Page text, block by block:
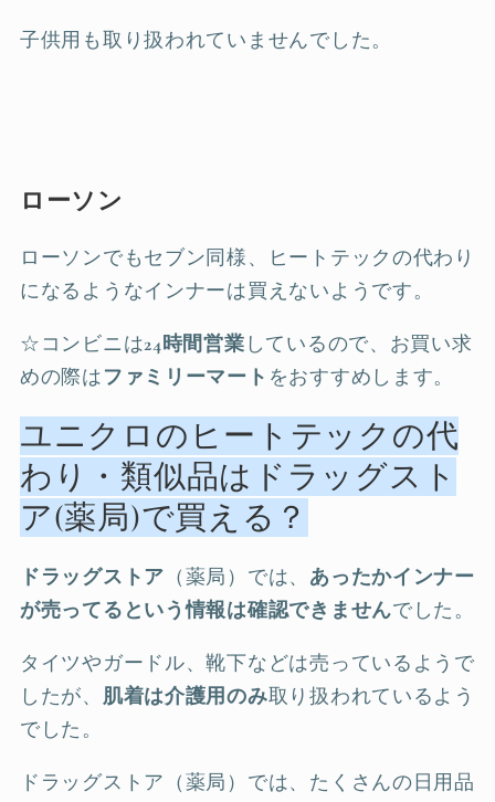
子供用も取り扱われていませんでした。
ローソン
ローソンでもセブン同様、ヒートテックの代わり
になるようなインナーは買えないようです。
☆コンビニは24時間営業 しているので、お買い求
めの際はファミリーマート をおすすめします。
ユニクロのヒートテックの代
わり・類似品はドラッグスト
ア(薬局)で買える？
ドラッグストア （薬局）では、 あったかインナー
が売ってるという情報は確認できませんでした。
タイツやガードル、靴下などは売っているようで
したが、 肌着は介護用のみ取り扱われているよう
でした。
ドラッグストア（薬局）では、たくさんの日用品